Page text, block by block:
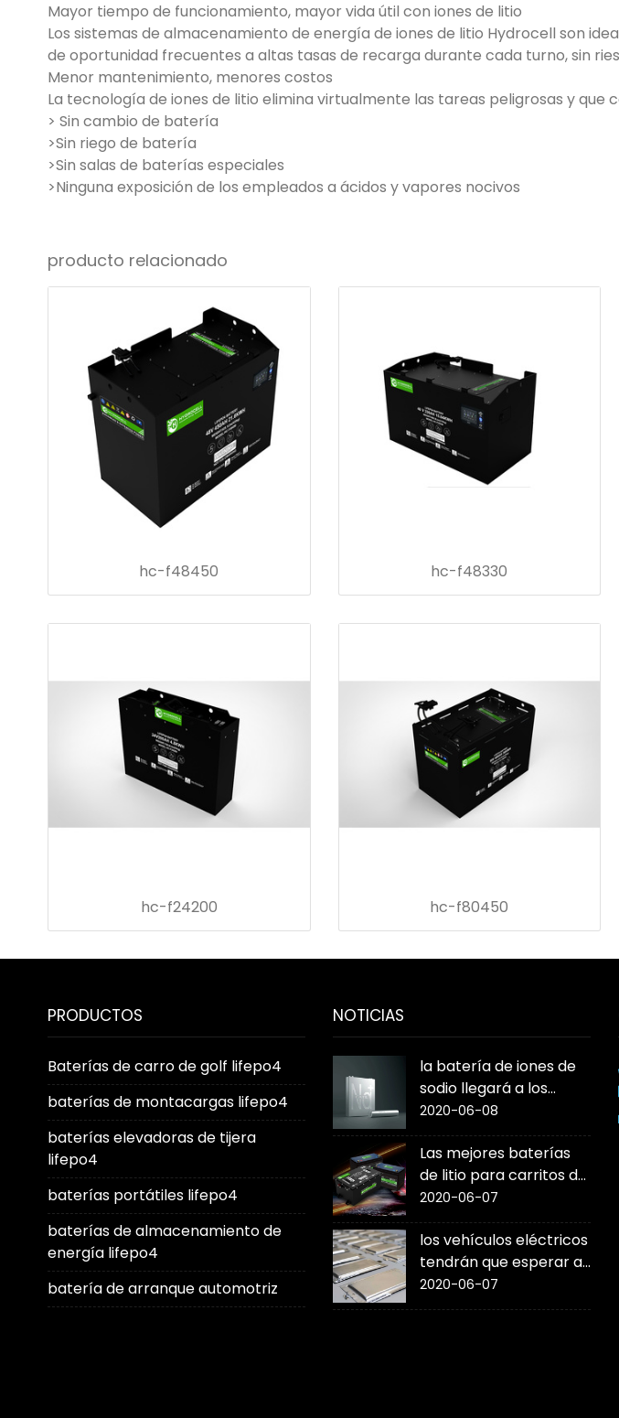
Mayor tiempo de funcionamiento, mayor vida útil con iones de litio
Los sistemas de almacenamiento de energía de iones de litio Hydrocell son
de oportunidad frecuentes a altas tasas de recarga durante cada turno, sin
Menor mantenimiento, menores costos
La tecnología de iones de litio elimina virtualmente las tareas peligrosas y
> Sin cambio de batería
>Sin riego de batería
>Sin salas de baterías especiales
>Ninguna exposición de los empleados a ácidos y vapores nocivos
producto relacionado
hc-f48450 hc-f48330
hc-f24200 hc-f80450
PRODUCTOS
Baterías de carro de golf lifepo4
baterías de montacargas lifepo4
baterías elevadoras de tijera
lifepo4
baterías portátiles lifepo4
baterías de almacenamiento de
energía lifepo4
batería de arranque automotriz
NOTICIAS
la batería de iones de
sodio llegará a los
automóviles de
producción este año
2020-06-08
Las mejores baterías
de litio para carritos de
golf
2020-06-07
los vehículos eléctricos
tendrán que esperar al
'cambio de juego' de la
batería de estado
2020-06-07